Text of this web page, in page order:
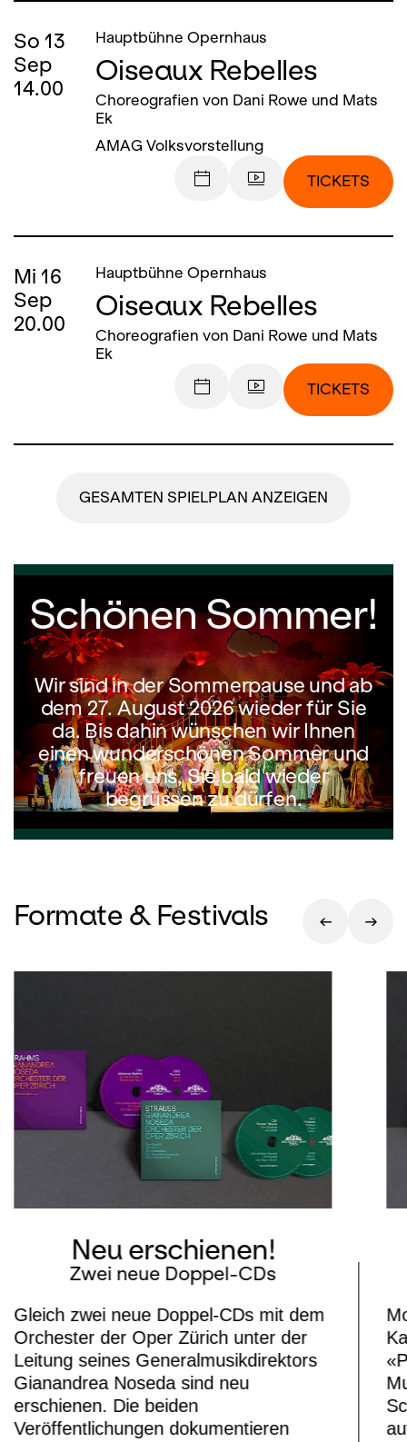
So 13
Sep
14.00
Hauptbühne Opernhaus
Oiseaux Rebelles
Choreografien von Dani Rowe und Mats
Ek
AMAG Volksvorstellung
TICKETS
Mi 16
Sep
20.00
Hauptbühne Opernhaus
Oiseaux Rebelles
Choreografien von Dani Rowe und Mats
Ek
TICKETS
GESAMTEN SPIELPLAN ANZEIGEN
Schönen Sommer!
Wir sind in der Sommerpause und ab
dem 27. August 2026 wieder für Sie
da. Bis dahin wünschen wir Ihnen
einen wunderschönen Sommer und
freuen uns, Sie bald wieder
begrüssen zu dürfen.
Formate & Festivals
Neu erschienen!
Zwei neue Doppel-CDs
Gleich zwei neue Doppel-CDs mit dem
Orchester der Oper Zürich unter der
Leitung seines Generalmusikdirektors
Gianandrea Noseda sind neu
erschienen. Die beiden
Veröffentlichungen dokumentieren